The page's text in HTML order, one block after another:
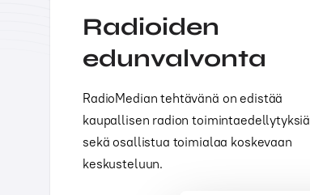
Radioiden
edunvalvonta
RadioMedian tehtävänä on edistää
kaupallisen radion toimintaedellytyksiä
sekä osallistua toimialaa koskevaan
keskusteluun.